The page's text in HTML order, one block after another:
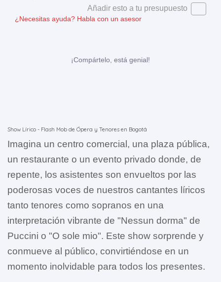
Añadir esto a tu presupuesto
¿Necesitas ayuda? Habla con un asesor
¡Compártelo, está genial!
Show Lírico - Flash Mob de Ópera y Tenores en Bogotá
Imagina un centro comercial, una plaza pública,
un restaurante o un evento privado donde, de
repente, los asistentes son envueltos por las
poderosas voces de nuestros cantantes líricos
tanto tenores como sopranos en una
interpretación vibrante de "Nessun dorma" de
Puccini o "O sole mio". Este show sorprende y
conmueve al público, convirtiéndose en un
momento inolvidable para todos los presentes.